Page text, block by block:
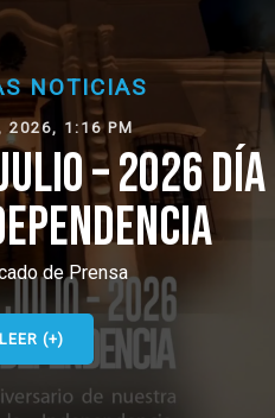
NOTICIAS
1:16 PM
– 2026 DÍA
de Prensa
(+)